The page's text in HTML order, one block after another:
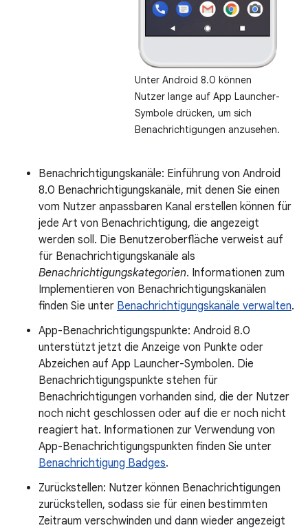
Unter Android 8.0 können
Nutzer lange auf App Launcher-
Symbole drücken, um sich
Benachrichtigungen anzusehen.
Benachrichtigungskanäle: Einführung von Android
8.0 Benachrichtigungskanäle, mit denen Sie einen
vom Nutzer anpassbaren Kanal erstellen können für
jede Art von Benachrichtigung, die angezeigt
werden soll. Die Benutzeroberfläche verweist auf
für Benachrichtigungskanäle als
Benachrichtigungskategorien. Informationen zum
Implementieren von Benachrichtigungskanälen
finden Sie unter Benachrichtigungskanäle verwalten.
App-Benachrichtigungspunkte: Android 8.0
unterstützt jetzt die Anzeige von Punkte oder
Abzeichen auf App Launcher-Symbolen. Die
Benachrichtigungspunkte stehen für
Benachrichtigungen vorhanden sind, die der Nutzer
noch nicht geschlossen oder auf die er noch nicht
reagiert hat. Informationen zur Verwendung von
App-Benachrichtigungspunkten finden Sie unter
Benachrichtigung Badges.
Zurückstellen: Nutzer können Benachrichtigungen
zurückstellen, sodass sie für einen bestimmten
Zeitraum verschwinden und dann wieder angezeigt